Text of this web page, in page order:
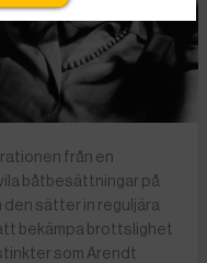
från en
båtbesättningar på
sätter in reguljära
bekämpa brottslighet
som Arendt